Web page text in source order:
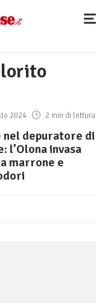
2024 2 min di lettura
nel depuratore di
l’Olona invasa
marrone e